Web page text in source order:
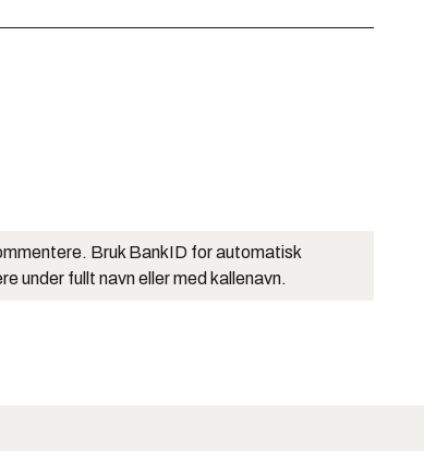
Bruk BankID for automatisk
under fullt navn eller med kallenavn.